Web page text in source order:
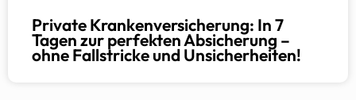
Private Krankenversicherung: In 7
Tagen zur perfekten Absicherung –
ohne Fallstricke und Unsicherheiten!